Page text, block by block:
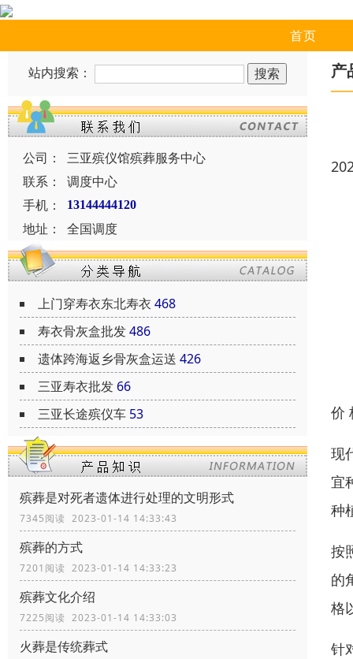
首页
站内搜索：
公司：
三亚殡仪馆殡葬服务中心
联系：
调度中心
手机：
13144444120
地址： 全国调度
上门穿寿衣东北寿衣 468
寿衣骨灰盒批发486
遗体跨海返乡骨灰盒运送 426
三亚寿衣批发 66
三亚长途殡仪车 53
殡葬是对死者遗体进行处理的文明形式
7345阅读 2023-01-14 14:33:43
殡葬的方式
7201阅读 2023-01-14 14:33:23
殡葬文化介绍
7225阅读 2023-01-14 14:33:03
火葬是传统葬式
产
价
现
宜
种
按
的
格
针